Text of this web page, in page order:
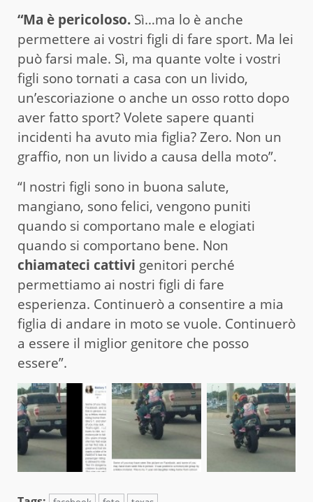
“Ma è pericoloso. Sì…ma lo è anche
permettere ai vostri figli di fare sport. Ma lei
può farsi male. Sì, ma quante volte i vostri
figli sono tornati a casa con un livido,
un’escoriazione o anche un osso rotto dopo
aver fatto sport? Volete sapere quanti
incidenti ha avuto mia figlia? Zero. Non un
graffio, non un livido a causa della moto”.
“I nostri figli sono in buona salute,
mangiano, sono felici, vengono puniti
quando si comportano male e elogiati
quando si comportano bene. Non
chiamateci cattivi genitori perché
permettiamo ai nostri figli di fare
esperienza. Continuerò a consentire a mia
figlia di andare in moto se vuole. Continuerò
a essere il miglior genitore che posso
essere”.